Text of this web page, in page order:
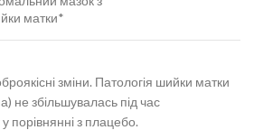
матки*
зміни. Патологія шийки матки
не збільшувалась під час
порівнянні з плацебо.